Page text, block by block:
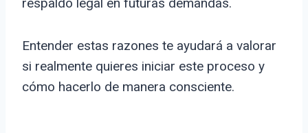
respaldo legal en futuras demandas.
Entender estas razones te ayudará a valorar
si realmente quieres iniciar este proceso y
cómo hacerlo de manera consciente.